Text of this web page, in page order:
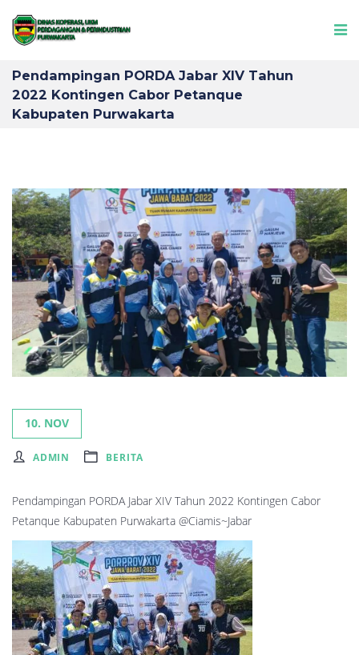
Pendampingan PORDA Jabar XIV Tahun
2022 Kontingen Cabor Petanque
Kabupaten Purwakarta
10. NOV
ADMIN BERITA
Pendampingan PORDA Jabar XIV Tahun 2022 Kontingen Cabor
Petanque Kabupaten Purwakarta @Ciamis~Jabar